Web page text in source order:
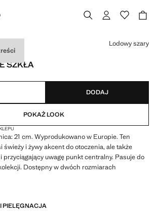
SZKŁA
zł ]
Lodowy szary
DODAJ
POKAŻ LOOK
21 cm. Wyprodukowano w Europie. Ten
świeży i żywy akcent do otoczenia, ale także
przyciągający uwagę punkt centralny. Pasuje do
Dostępny w dwóch rozmiarach
PIELĘGNACJA